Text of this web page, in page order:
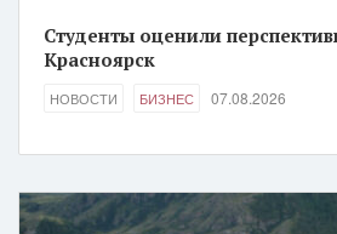
Студенты оценили
Красноярск
НОВОСТИ БИЗНЕС 07.08.2026